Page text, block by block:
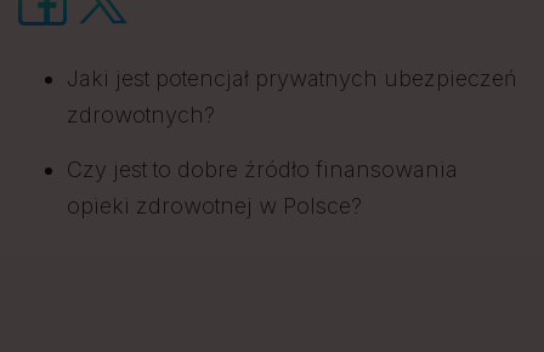
Jaki jest potencjał prywatnych ubezpieczeń
zdrowotnych?
Czy jest to dobre źródło finansowania
opieki zdrowotnej w Polsce?